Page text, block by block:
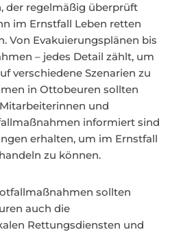
der regelmäßig überprüft
im Ernstfall Leben retten
Von Evakuierungsplänen bis
– jedes Detail zählt, um
verschiedene Szenarien zu
in Ottobeuren sollten
und
informiert sind
erhalten, um im Ernstfall
zu können.
sollten
auch die
Rettungsdiensten und